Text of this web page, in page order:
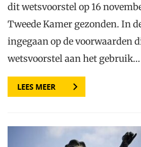
dit wetsvoorstel op 16
Tweede Kamer gezonden. In
ingegaan op de voorwaarden
wetsvoorstel aan het gebruik…
LEES MEER